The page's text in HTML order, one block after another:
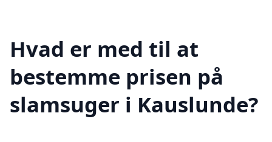
Hvad er med til at
bestemme prisen på
slamsuger i Kauslunde?